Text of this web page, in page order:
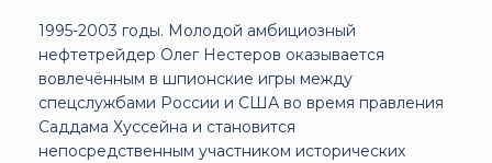
1995-2003 годы. Молодой амбициозный
нефтетрейдер Олег Нестеров оказывается
вовлечённым в шпионские игры между
спецслужбами России и США во время правления
Саддама Хуссейна и становится
непосредственным участником исторических